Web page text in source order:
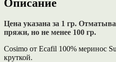
Superwash
цвета.
Описание
Цена указана за 1 гр.
пряжи, но не менее 100 гр.
Cosimo от Ecafil 100% меринос
круткой.